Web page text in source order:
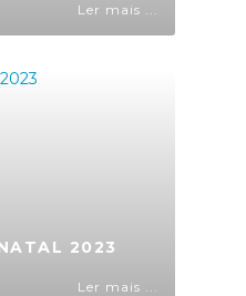
Ler mais ...
2023
Ler mais ...